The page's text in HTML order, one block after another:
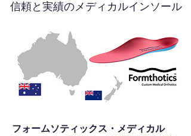
信頼と実績のメディカルインソール
フォームソティックス・メディカル